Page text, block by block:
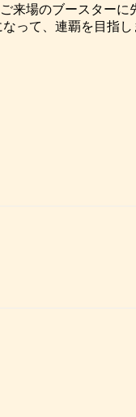
来場のブースター
って、連覇を目指し